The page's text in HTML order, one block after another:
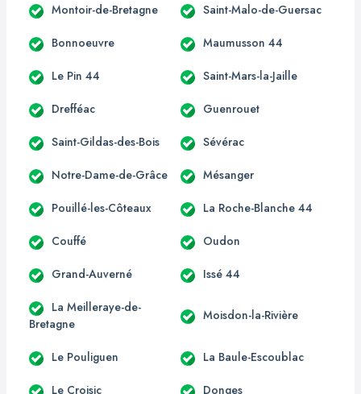
Montoir-de-Bretagne Saint-Malo-de-Guersac
Bonnoeuvre Maumusson 44
Le Pin 44 Saint-Mars-la-Jaille
Drefféac Guenrouet
Saint-Gildas-des-Bois Sévérac
Notre-Dame-de-Grâce Mésanger
Pouillé-les-Côteaux La Roche-Blanche 44
Couffé Oudon
Grand-Auverné Issé 44
La Meilleraye-de-
Bretagne
Moisdon-la-Rivière
Le Pouliguen La Baule-Escoublac
Le Croisic Donges